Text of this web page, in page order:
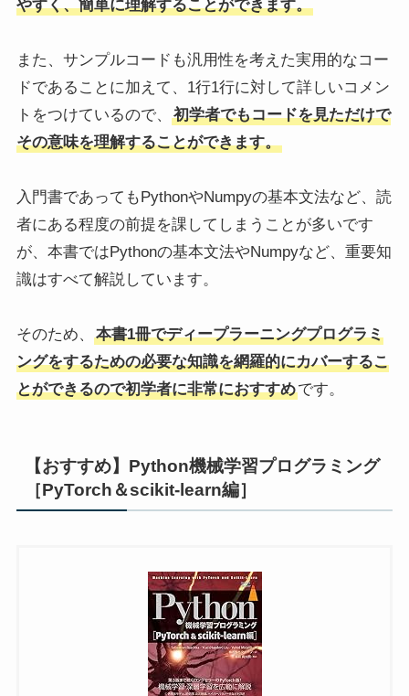
やすく、簡単に理解することができます。
また、サンプルコードも汎用性を考えた実用的なコー
ドであることに加えて、1行1行に対して詳しいコメン
トをつけているので、
初学者でもコードを見ただけで
その意味を理解することができます。
入門書であってもPythonやNumpyの基本文法など、読
者にある程度の前提を課してしまうことが多いです
が、本書ではPythonの基本文法やNumpyなど、重要知
識はすべて解説しています。
そのため、
本書1冊でディープラーニングプログラミ
ングをするための必要な知識を網羅的にカバーするこ
とができるので初学者に非常におすすめです。
【おすすめ】Python機械学習プログラミング
［PyTorch＆scikit-learn編］